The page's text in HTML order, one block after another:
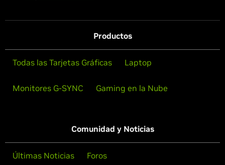
Productos
Todas las Tarjetas Gráficas Laptop
Monitores G-SYNC Gaming en la Nube
Comunidad y Noticias
Últimas Noticias Foros